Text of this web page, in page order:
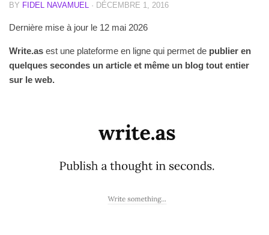
BY FIDEL NAVAMUEL · DÉCEMBRE 1, 2016
Dernière mise à jour le 12 mai 2026
Write.as est une plateforme en ligne qui permet de publier en
quelques secondes un article et même un blog tout entier
sur le web.